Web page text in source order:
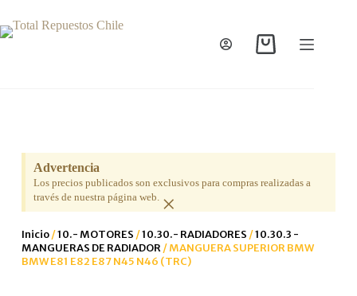
Advertencia
Los precios publicados son exclusivos para compras realizadas a
través de nuestra página web. ×
Inicio/10.- MOTORES /10.30.- RADIADORES /10.30.3 -
MANGUERAS DE RADIADOR/ MANGUERA SUPERIOR BMW
BMW E81 E82 E87 N45 N46 (TRC)